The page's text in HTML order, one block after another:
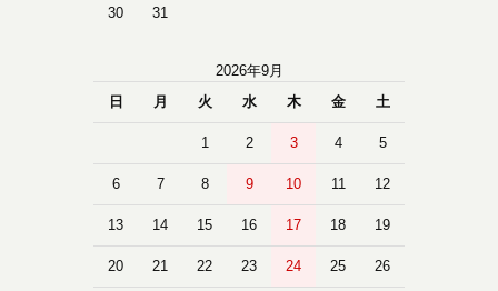
30 31
2026年9月
日
月 火 水 木 金 土
1 2 3 4 5
6 7 8 9 10 11 12
13 14 15 16 17 18 19
20 21 22 23 24 25 26